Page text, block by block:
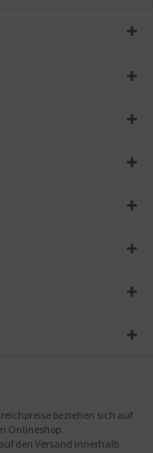
beziehen sich auf
Onlineshop.
den Versand innerhalb